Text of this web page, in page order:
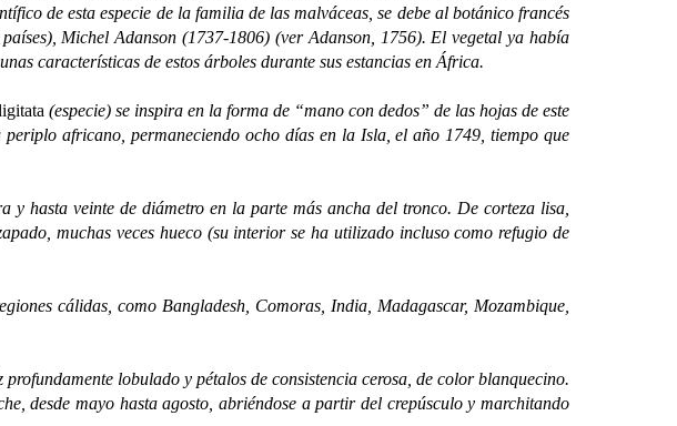
de esta especie de la familia de las malváceas, se debe al botánico francés
Michel Adanson (1737-1806) (ver Adanson, 1756). El vegetal ya había
características de estos árboles durante sus estancias en África.
(especie) se inspira en la forma de “mano con dedos” de las hojas de este
africano, permaneciendo ocho días en la Isla, el año 1749, tiempo que
hasta veinte de diámetro en la parte más ancha del tronco. De corteza lisa,
muchas veces hueco (su interior se ha utilizado incluso como refugio de
cálidas, como Bangladesh, Comoras, India, Madagascar, Mozambique,
lobulado y pétalos de consistencia cerosa, de color blanquecino.
desde mayo hasta agosto, abriéndose a partir del crepúsculo y marchitando